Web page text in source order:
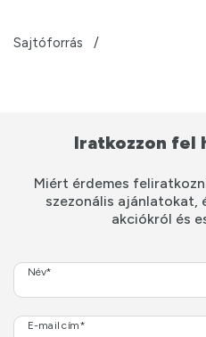
Sajtóforrás
Iratkozzon fel
Miért érdemes
szezonális ajánlatokat,
akciókról és
Név*
E-mail cím*